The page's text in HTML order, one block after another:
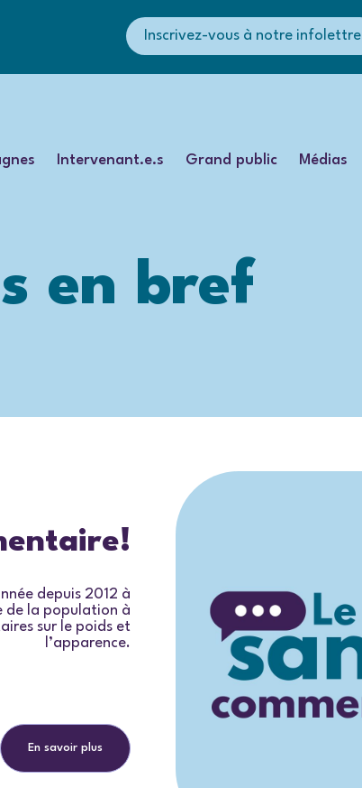
Inscrivez-vous à notre infolettre
Intervenant.e.s Grand public Médias
en bref
depuis 2012 à
de la population à
sur le poids et
l’apparence.
En savoir plus